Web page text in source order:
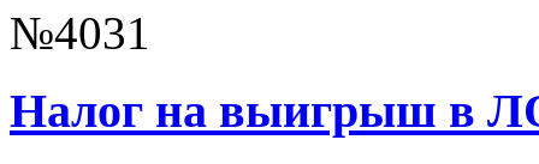
№4031
Налог на выигрыш в